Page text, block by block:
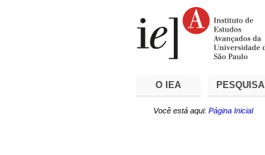
O IEA PESQUISA
Você está aqui: Página Inicial